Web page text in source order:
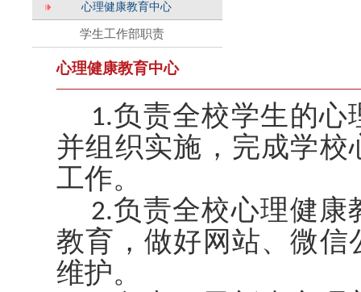
心理健康教育中心
学生工作部职责
心理健康教育中心
1.负责全校学生的
并组织实施，完成学
工作。
2.负责全校心理健康
教育，做好网站、微信
维护。